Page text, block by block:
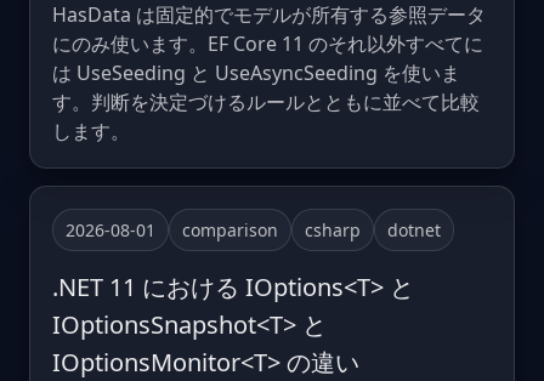
HasData は固定的でモデルが所有する参照データ
にのみ使います。EF Core 11 のそれ以外すべてに
は UseSeeding と UseAsyncSeeding を使いま
す。判断を決定づけるルールとともに並べて比較
します。
2026-08-01 comparison csharp dotnet
.NET 11 における IOptions<T> と
IOptionsSnapshot<T> と
IOptionsMonitor<T> の違い